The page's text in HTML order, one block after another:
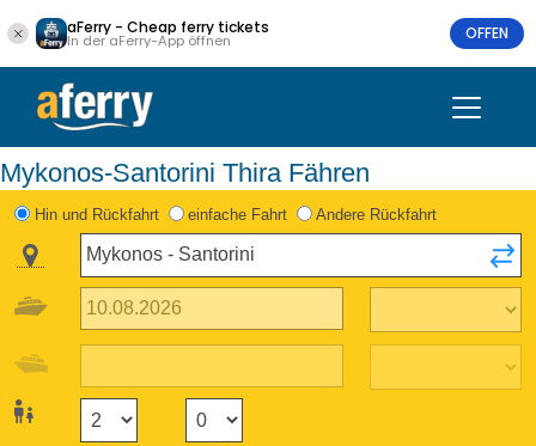
aFerry - Cheap ferry tickets
In der aFerry-App öffnen OFFEN
Mykonos-Santorini Thira Fähren
Hin und Rückfahrt einfache Fahrt Andere Rückfahrt